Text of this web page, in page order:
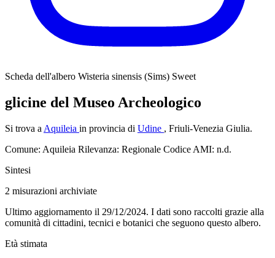
Scheda dell'albero Wisteria sinensis (Sims) Sweet
glicine del Museo Archeologico
Si trova a Aquileia in provincia di Udine , Friuli-Venezia Giulia.
Comune: Aquileia Rilevanza: Regionale Codice AMI: n.d.
Sintesi
2 misurazioni archiviate
Ultimo aggiornamento il 29/12/2024. I dati sono raccolti grazie alla
comunità di cittadini, tecnici e botanici che seguono questo albero.
Età stimata